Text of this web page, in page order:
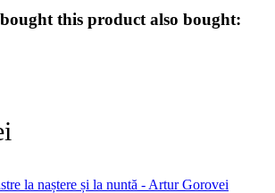
this product also bought: